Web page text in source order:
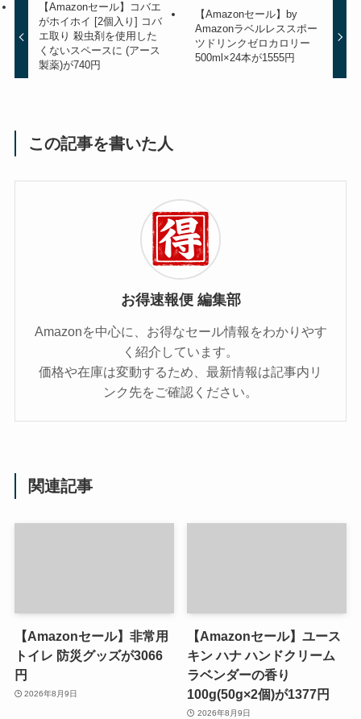
【Amazonセール】コバエ
がホイホイ [2個入り] コバ
エ取り 殺虫剤を使用した
くないスペースに (アース
製薬)が740円
【Amazonセール】by
Amazonラベルレススポー
ツドリンクゼロカロリー
500ml×24本が1555円
この記事を書いた人
お得速報便 編集部
Amazonを中心に、お得なセール情報をわかりやす
く紹介しています。
価格や在庫は変動するため、最新情報は記事内リ
ンク先をご確認ください。
関連記事
【Amazonセール】非常用
トイレ 防災グッズが3066
円
2026年8月9日
【Amazonセール】ユース
キン ハナ ハンドクリーム
ラベンダーの香り
100g(50g×2個)が1377円
2026年8月9日